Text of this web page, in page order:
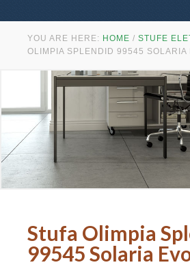
YOU ARE HERE: HOME / STUFE
OLIMPIA SPLENDID 99545 SOLARIA
Stufa Olimpia
99545 Solaria